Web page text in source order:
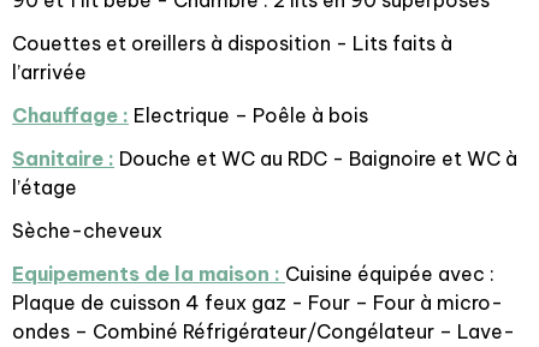
Couettes et oreillers à disposition - Lits faits à
l’arrivée
Chauffage : Electrique – Poêle à bois
Sanitaire : Douche et WC au RDC - Baignoire et WC à
l’étage
Sèche-cheveux
Equipements de la maison : Cuisine équipée avec :
Plaque de cuisson 4 feux gaz - Four – Four à micro-
ondes – Combiné Réfrigérateur/Congélateur – Lave-